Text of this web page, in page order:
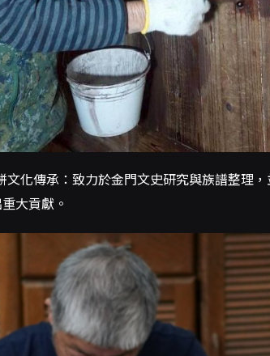
化傳承：致力於金門文史研究與族譜整理
大貢獻。